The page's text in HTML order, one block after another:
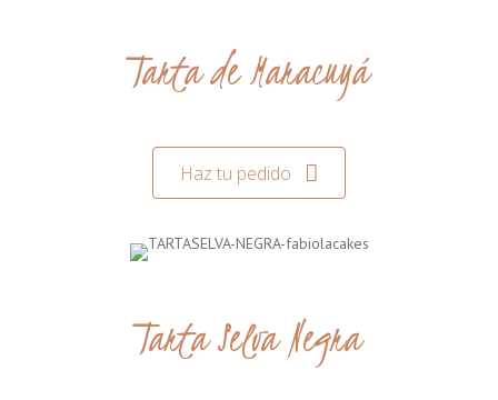
Tarta de Maracuyá
Haz tu pedido
Tarta Selva Negra